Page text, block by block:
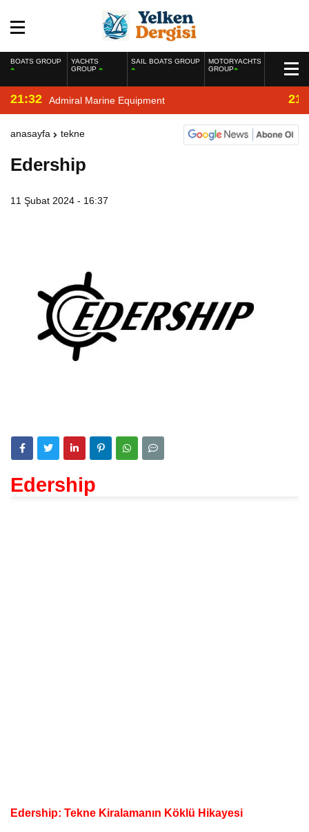
BOATS GROUP
YACHTS
GROUP
SAIL BOATS GROUP
MOTORYACHTS
GROUP
21:32 Admiral Marine Equipment
anasayfa tekne
Edership
11 Şubat 2024 - 16:37
Edership
Edership: Tekne Kiralamanın Köklü Hikayesi